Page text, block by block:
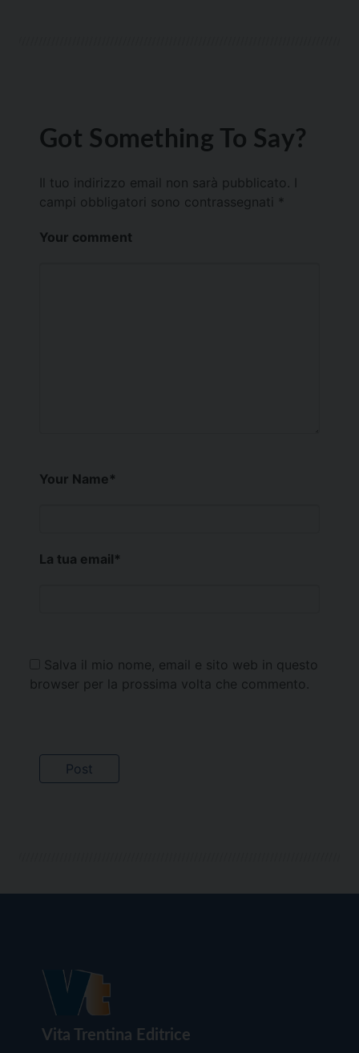
Got Something To Say?
Il tuo indirizzo email non sarà pubblicato.
campi obbligatori sono contrassegnati *
Your comment
Your Name*
La tua email*
Salva il mio nome, email e sito web in questo
browser per la prossima volta che commento.
Vita Trentina Editrice